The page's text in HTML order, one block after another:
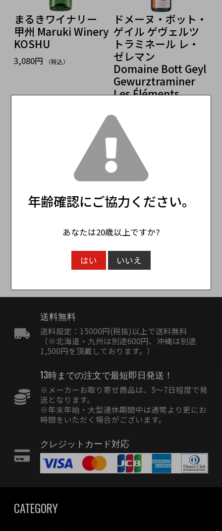
まるきワイナリー
甲州 Maruki Winery
KOSHU
3,080円 （税込）
ドメーヌ・ボット・
ゲイル ゲヴェルツ
トラミネール レ・
ゼレマン
Domaine Bott Geyl
Gewurztraminer
Les Éléments
お客様の声
この商品のレビュー ☆☆☆☆☆
レビューを投稿
送料無料
送料設定：15000円(税抜)以上で送料無料
（※北海道・九州は別途600円、沖縄は別途
1,500円を頂戴しております。）
13時までの注文で最短即日発送！
※メーカーお取り寄せ商品は、5〜7日程度で発
送となります。
※年末年始・大型連休期間中は通常より更にお
時間をいただく場合がございます。
クレジットカード対応
CATEGORY
年齢確認にご協力ください。
あなたは20歳以上ですか?
はい いいえ